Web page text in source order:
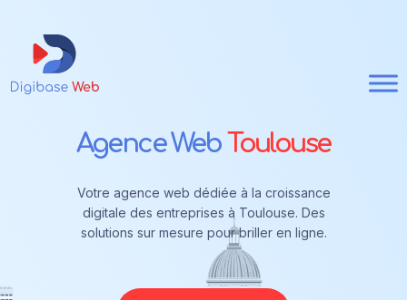
Agence WebToulouse
Votre agence web dédiée à la croissance
digitale des entreprises à Toulouse. Des
solutions sur mesure pour briller en ligne.